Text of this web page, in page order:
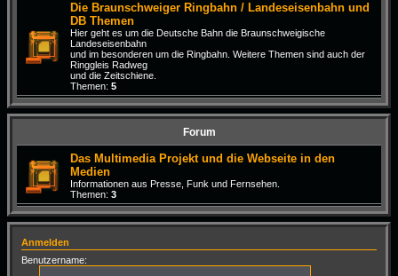
Die Braunschweiger Ringbahn / Landeseisenbahn und
DB Themen
Hier geht es um die Deutsche Bahn die Braunschweigische
Landeseisenbahn
und im besonderen um die Ringbahn. Weitere Themen sind auch der
Ringgleis Radweg
und die Zeitschiene.
Themen: 5
Forum
Das Multimedia Projekt und die Webseite in den
Medien
Informationen aus Presse, Funk und Fernsehen.
Themen: 3
Anmelden
Benutzername: